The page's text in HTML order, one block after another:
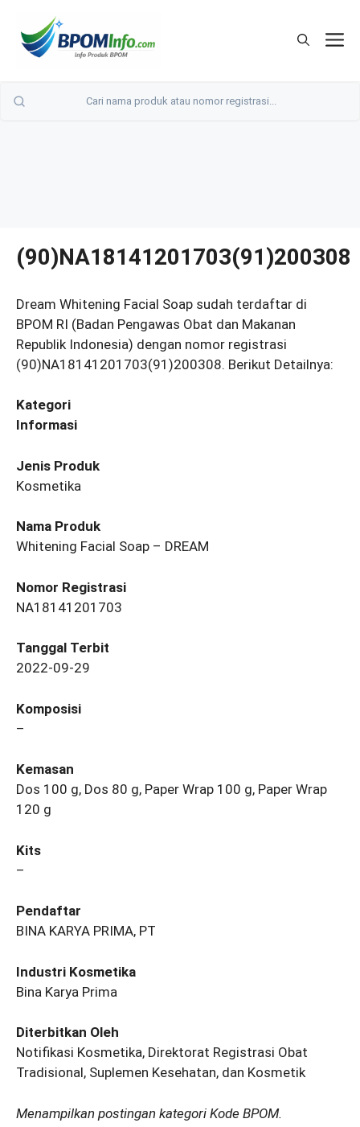
(90)NA18141201703(91)200308
Dream Whitening Facial Soap sudah terdaftar di
BPOM RI (Badan Pengawas Obat dan Makanan
Republik Indonesia) dengan nomor registrasi
(90)NA18141201703(91)200308. Berikut Detailnya:
Kategori
Informasi
Jenis Produk
Kosmetika
Nama Produk
Whitening Facial Soap – DREAM
Nomor Registrasi
NA18141201703
Tanggal Terbit
2022-09-29
Komposisi
–
Kemasan
Dos 100 g, Dos 80 g, Paper Wrap 100 g, Paper Wrap
120 g
Kits
–
Pendaftar
BINA KARYA PRIMA, PT
Industri Kosmetika
Bina Karya Prima
Diterbitkan Oleh
Notifikasi Kosmetika, Direktorat Registrasi Obat
Tradisional, Suplemen Kesehatan, dan Kosmetik
Menampilkan postingan kategori Kode BPOM.